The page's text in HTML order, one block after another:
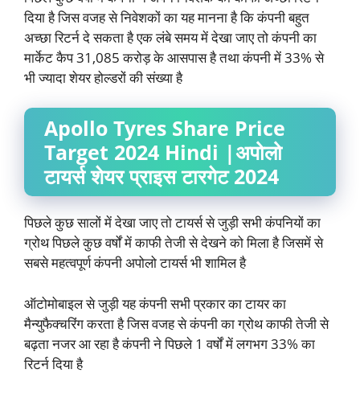
दिया है जिस वजह से निवेशकों का यह मानना है कि कंपनी बहुत
अच्छा रिटर्न दे सकता है एक लंबे समय में देखा जाए तो कंपनी का
मार्केट कैप 31,085 करोड़ के आसपास है तथा कंपनी में 33% से
भी ज्यादा शेयर होल्डरों की संख्या है
Apollo Tyres Share Price
Target 2024 Hindi |अपोलो
टायर्सशेयर प्राइस टारगेट 2024
पिछले कुछ सालों में देखा जाए तो टायर्स से जुड़ी सभी कंपनियों का
ग्रोथ पिछले कुछ वर्षों में काफी तेजी से देखने को मिला है जिसमें से
सबसे महत्वपूर्ण कंपनी अपोलो टायर्स भी शामिल है
ऑटोमोबाइल से जुड़ी यह कंपनी सभी प्रकार का टायर का
मैन्युफैक्चरिंग करता है जिस वजह से कंपनी का ग्रोथ काफी तेजी से
बढ़ता नजर आ रहा है कंपनी ने पिछले 1 वर्षों में लगभग 33% का
रिटर्न दिया है